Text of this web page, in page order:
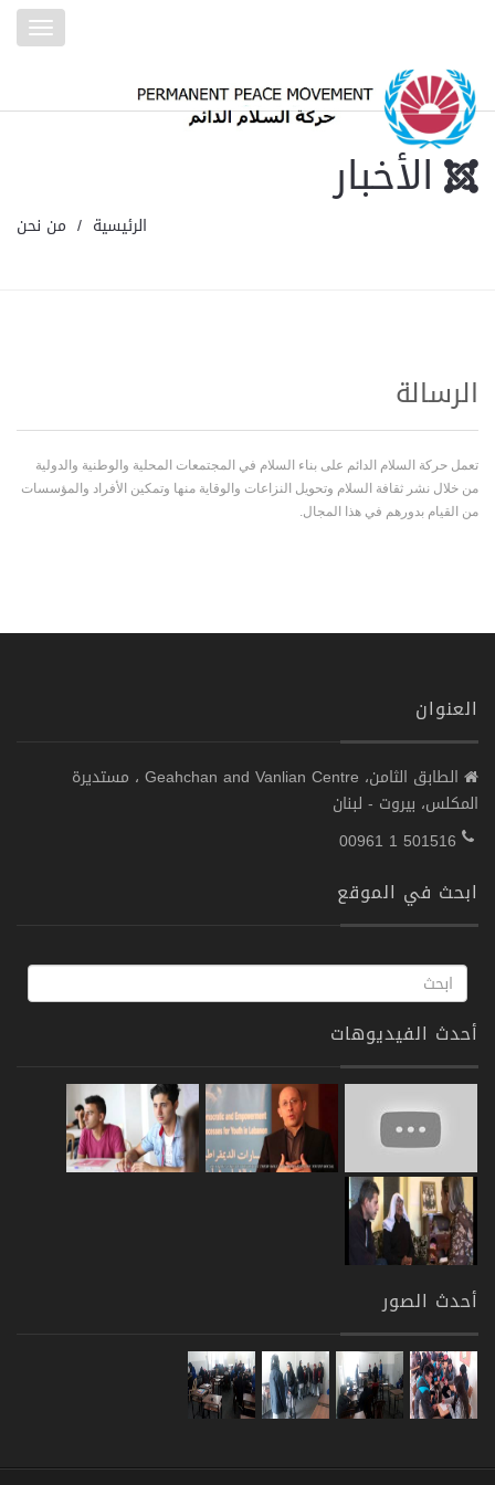
الأخبار
الرئيسية من نحن
الرسالة
تعمل حركة السلام الدائم على بناء السلام في المجتمعات المحلية والوطنية والدولية
من خلال نشر ثقافة السلام وتحويل النزاعات والوقاية منها وتمكين الأفراد والمؤسسات
من القيام بدورهم في هذا المجال.
العنوان
الطابق الثامن، Geahchan and Vanlian Centre ، مستديرة
المكلس، بيروت - لبنان
00961 1 501516
ابحث في الموقع
أحدث الفيديوهات
أحدث الصور